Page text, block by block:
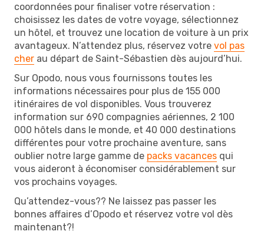
coordonnées pour finaliser votre réservation :
choisissez les dates de votre voyage, sélectionnez
un hôtel, et trouvez une location de voiture à un prix
avantageux. N’attendez plus, réservez votre vol pas
cher au départ de Saint-Sébastien dès aujourd’hui.
Sur Opodo, nous vous fournissons toutes les
informations nécessaires pour plus de 155 000
itinéraires de vol disponibles. Vous trouverez
information sur 690 compagnies aériennes, 2 100
000 hôtels dans le monde, et 40 000 destinations
différentes pour votre prochaine aventure, sans
oublier notre large gamme de packs vacances qui
vous aideront à économiser considérablement sur
vos prochains voyages.
Qu’attendez-vous?? Ne laissez pas passer les
bonnes affaires d’Opodo et réservez votre vol dès
maintenant?!